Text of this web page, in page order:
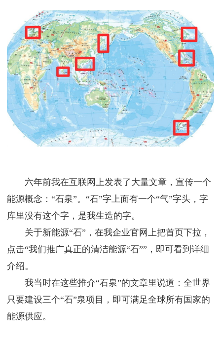
六年前我在互联网上发表了大量文章，宣传一个
能源概念：“石泉”。“石”字上面有一个“气”字头，字
库里没有这个字，是我生造的字。
关于新能源“石”，在我企业官网上把首页下拉，
点击“我们推广真正的清洁能源“石””，即可看到详细
介绍。
我当时在这些推介“石泉”的文章里说道：全世界
只要建设三个“石”泉项目，即可满足全球所有国家的
能源供应。